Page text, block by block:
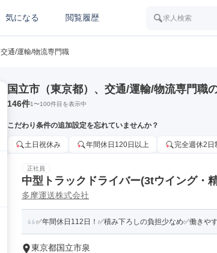
気になる 閲覧履歴 求人検索
交通/運輸/物流専門職
国立市（東京都）、交通/運輸/物流専門職
146件1〜100件目を表示中
こだわり条件の追加設定を忘れていませんか？
土日祝休み 年間休日120日以上 完全週休2日
正社員
中型トラックドライバー(3tウイング・
多摩運送株式会社
✅年間休日112日！✅積み下ろしの負担少なめ✅働きや
東京都国立市泉